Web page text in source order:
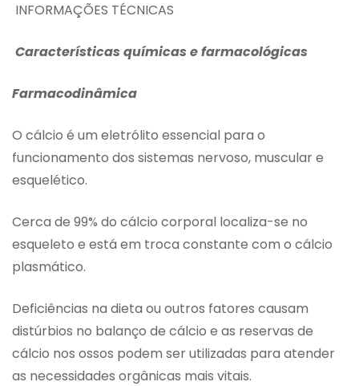
INFORMAÇÕES TÉCNICAS
Características químicas e farmacológicas
Farmacodinâmica
O cálcio é um eletrólito essencial para o
funcionamento dos sistemas nervoso, muscular e
esquelético.
Cerca de 99% do cálcio corporal localiza-se no
esqueleto e está em troca constante com o cálcio
plasmático.
Deficiências na dieta ou outros fatores causam
distúrbios no balanço de cálcio e as reservas de
cálcio nos ossos podem ser utilizadas para atender
as necessidades orgânicas mais vitais.